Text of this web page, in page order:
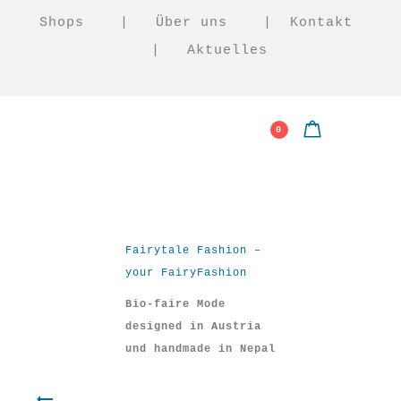
Shops Über uns
Kontakt
Aktuelles
Fairytale Fashion –
your FairyFashion
Bio-faire Mode
designed in Austria
und handmade in Nepal
0